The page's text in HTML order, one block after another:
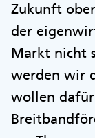
Zukunft
der
Markt nicht
werden wir
wollen